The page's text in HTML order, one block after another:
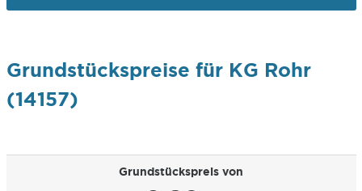
Grundstückspreise für KG Rohr
(14157)
Grundstückspreis von